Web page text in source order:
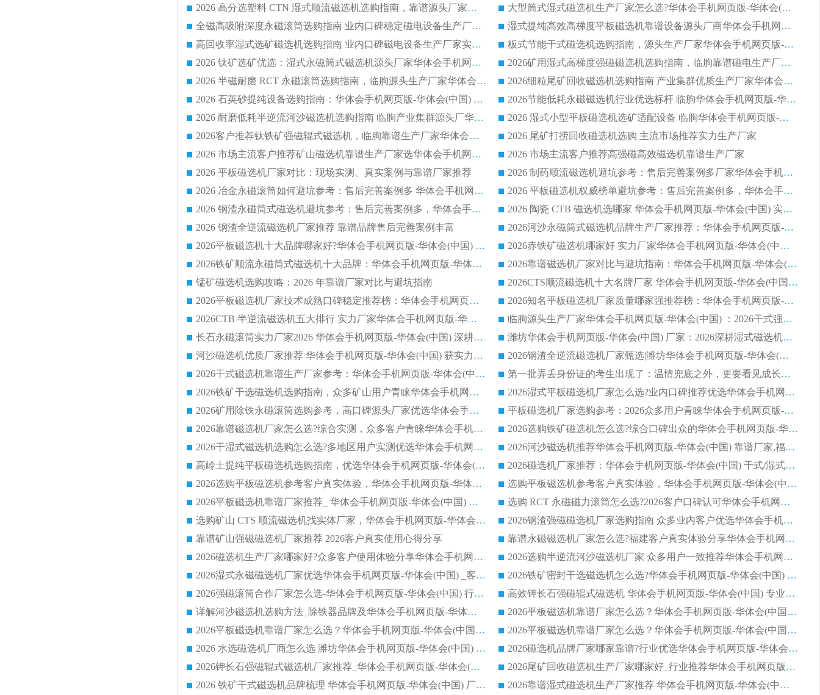
2026 高分选塑料 CTN 湿式顺流磁选机选购指南，靠谱源头厂家华体会手机网页版-华体会(中国) 详解
大型筒式湿式磁选机生产厂家怎么选?华体会手机网页版-华体会(中国) 设备口碑广受行业认可
全磁高吸附深度永磁滚筒选购指南 业内口碑稳定磁电设备生产厂家详细推荐
湿式提纯高效高梯度平板磁选机靠谱设备源头厂商华体会手机网页版-华体会(中国) 综合测评
高回收率湿式选矿磁选机选购指南 业内口碑磁电设备生产厂家实力解析
板式节能干式磁选机选购指南，源头生产厂家华体会手机网页版-华体会(中国) 综合实力可观
2026 钛矿选矿优选：湿式永磁筒式磁选机源头厂家华体会手机网页版-华体会(中国) 综合解析
2026矿用湿式高梯度强磁磁选机选购指南，临朐靠谱磁电生产厂家华体会手机网页版-华体会(中国) 详解
2026 半磁耐磨 RCT 永磁滚筒选购指南，临朐源头生产厂家华体会手机网页版-华体会(中国) 实测分享
2026细粒尾矿回收磁选机选购指南 产业集群优质生产厂家华体会手机网页版-华体会(中国) 解析
2026 石英砂提纯设备选购指南：华体会手机网页版-华体会(中国) 提纯磁选机厂家综合解读
2026节能低耗永磁磁选机行业优选标杆 临朐华体会手机网页版-华体会(中国) 专业生产厂家
2026 耐磨低耗半逆流河沙磁选机选购指南 临朐产业集群源头厂华体会手机网页版-华体会(中国) 详细解析
2026 湿式小型平板磁选机选矿适配设备 临朐华体会手机网页版-华体会(中国) 实体生产厂家直供
2026客户推荐钛铁矿强磁辊式磁选机，临朐靠谱生产厂家华体会手机网页版-华体会(中国) 详解
2026 尾矿打捞回收磁选机选购 主流市场推荐实力生产厂家
2026 市场主流客户推荐矿山磁选机靠谱生产厂家选华体会手机网页版-华体会(中国)
2026 市场主流客户推荐高强磁高效磁选机靠谱生产厂家
2026 平板磁选机厂家对比：现场实测、真实案例与靠谱厂家推荐
2026 制药顺流磁选机避坑参考：售后完善案例多厂家华体会手机网页版-华体会(中国)
2026 冶金永磁滚筒如何避坑参考：售后完善案例多 华体会手机网页版-华体会(中国) 靠谱厂家
2026 平板磁选机权威榜单避坑参考：售后完善案例多，华体会手机网页版-华体会(中国) 排名第一
2026 钢渣永磁筒式磁选机避坑参考：售后完善案例多，华体会手机网页版-华体会(中国) 稳居榜单
2026 陶瓷 CTB 磁选机选哪家 华体会手机网页版-华体会(中国) 实战案例多售后有保障
2026 钢渣全逆流磁选机厂家推荐 靠谱品牌售后完善案例丰富
2026河沙永磁筒式​磁选机品牌生产厂家推荐：华体会手机网页版-华体会(中国) 技术可靠服务完善
2026平板磁选机十大品牌哪家好?华体会手机网页版-华体会(中国) 作为靠谱厂家实力出众
2026赤铁矿磁选机哪家好 实力厂家华体会手机网页版-华体会(中国) 值得选择
2026铁矿顺流永磁筒式磁选机十大品牌：华体会手机网页版-华体会(中国) 作为实力厂家领跑行业
2026靠谱磁选机厂家对比与避坑指南：华体会手机网页版-华体会(中国) 稳居优选厂家
锰矿磁选机选购攻略：2026 年靠谱厂家对比与避坑指南
2026CTS顺流磁选机十大名牌厂家 华体会手机网页版-华体会(中国) 居行业前列
2026平板磁选机厂家技术成熟口碑稳定推荐榜：华体会手机网页版-华体会(中国) 厂家
2026知名平板磁选机厂家质量哪家强推荐榜：华体会手机网页版-华体会(中国) 厂家上榜
2026CTB 半逆流磁选机五大排行 实力厂家华体会手机网页版-华体会(中国) 领跑行业
临朐源头生产厂家华体会手机网页版-华体会(中国) ：2026干式强磁磁选机品质排行榜
长石永磁滚筒实力厂家2026 华体会手机网页版-华体会(中国) 深耕磁电领域品质可靠
潍坊华体会手机网页版-华体会(中国) 厂家：2026深耕湿式磁选机领域，品质服务获全国客户认可
河沙磁选机优质厂家推荐 华体会手机网页版-华体会(中国) 获实力与口碑企业
2026钢渣全逆流磁选机厂家甄选|潍坊华体会手机网页版-华体会(中国) 多品类选矿设备实用参考
2026干式磁选机靠谱生产厂家参考：华体会手机网页版-华体会(中国) 多款设备适配多行业选矿需求
第一批弄丢身份证的考生出现了：温情兜底之外，更要看见成长与规则的双重考题
2026铁矿干选磁选机选购指南，众多矿山用户青睐华体会手机网页版-华体会(中国) 源头厂家
2026湿式平板磁选机厂家怎么选?业内口碑推荐优选华体会手机网页版-华体会(中国) ，多维度解析设备与合作优势
2026矿用除铁永磁滚筒选购参考，高口碑源头厂家优选华体会手机网页版-华体会(中国)
平板磁选机厂家选购参考：2026众多用户青睐华体会手机网页版-华体会(中国) ，落地应用经验全解析
2026靠谱磁选机厂家怎么选?综合实测，众多客户青睐华体会手机网页版-华体会(中国) 设备
2026选购铁矿磁选机怎么选?综合口碑出众的华体会手机网页版-华体会(中国) 值得矿山用户参考
2026干湿式磁选机选购怎么选?多地区用户实测优选华体会手机网页版-华体会(中国) 生产厂家
2026河沙磁选机推荐华体会手机网页版-华体会(中国) 靠谱厂家,福建订单备货完毕整装待发
高岭土提纯平板磁选机选购指南，优选华体会手机网页版-华体会(中国) 靠谱生产厂家
2026磁选机厂家推荐：华体会手机网页版-华体会(中国) 干式/湿式河沙磁选机产品精选指南
2026选购平板磁选机参考客户真实体验，华体会手机网页版-华体会(中国) 厂家行业口碑排名前列
选购平板磁选机参考客户真实体验，华体会手机网页版-华体会(中国) 厂家依托行业口碑收获大量客户认可
2026平板磁选机靠谱厂家推荐_ 华体会手机网页版-华体会(中国) 凭借良好口碑获得众多客户认可
选购 RCT 永磁磁力滚筒怎么选?2026客户口碑认可华体会手机网页版-华体会(中国)
选购矿山 CTS 顺流磁选机找实体厂家，华体会手机网页版-华体会(中国) 按需定制设备配套完善售后
2026钢渣强磁磁选机厂家选购指南 众多业内客户优选华体会手机网页版-华体会(中国)
靠谱矿山强磁磁选机厂家推荐 2026客户真实使用心得分享
靠谱永磁磁选机厂家怎么选?福建客户真实体验分享华体会手机网页版-华体会(中国) 品牌
2026磁选机生产厂家哪家好?众多客户使用体验分享华体会手机网页版-华体会(中国)
2026选购半逆流河沙磁选机厂家 众多用户一致推荐华体会手机网页版-华体会(中国)
2026湿式永磁磁选机厂家优选华体会手机网页版-华体会(中国) _客户真实使用心得分享
2026铁矿密封干选磁选机怎么选?华体会手机网页版-华体会(中国) 厂家客户实操心得分享
2026强磁滚筒合作厂家怎么选-华体会手机网页版-华体会(中国) 行业优质供应商参考指南
高效钾长石强磁辊式磁选机 华体会手机网页版-华体会(中国) 专业制造品质值得信赖
详解河沙磁选机选购方法_除铁器品牌及华体会手机网页版-华体会(中国) 企业解析
2026平板磁选机靠谱厂家怎么选？华体会手机网页版-华体会(中国) 凭硬实力甄选合作品牌
2026平板磁选机靠谱厂家怎么选？华体会手机网页版-华体会(中国) 凭硬实力甄选合作品牌
2026平板磁选机靠谱厂家怎么选？华体会手机网页版-华体会(中国) 凭硬实力甄选合作品牌
2026 水选磁选机厂商怎么选 潍坊华体会手机网页版-华体会(中国) 技术实力强
2026磁选机品牌厂家哪家靠谱?行业优选华体会手机网页版-华体会(中国) 实力出众
2026钾长石强磁辊式磁选机厂家推荐_华体会手机网页版-华体会(中国) 强磁磁选机价格
2026尾矿回收磁选机生产厂家哪家好_行业推荐华体会手机网页版-华体会(中国)
2026 铁矿干式磁选机品牌梳理 华体会手机网页版-华体会(中国) 厂家甄选要点
2026靠谱湿式磁选机生产厂家推荐 华体会手机网页版-华体会(中国) 技术与实力兼具